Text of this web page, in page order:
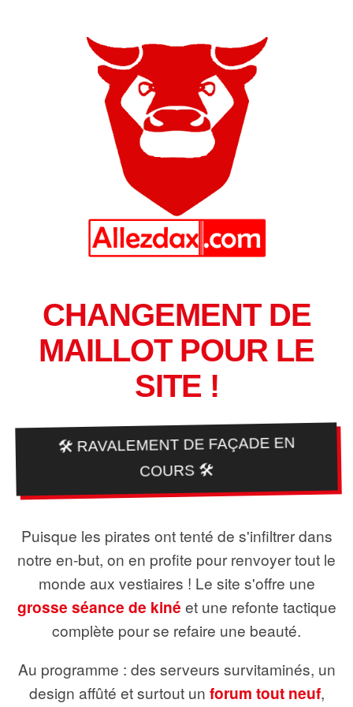
CHANGEMENT DE
MAILLOT POUR LE
SITE !
🛠️ RAVALEMENT DE FAÇADE EN
COURS 🛠️
Puisque les pirates ont tenté de s'infiltrer dans
notre en-but, on en profite pour renvoyer tout le
monde aux vestiaires ! Le site s'offre une
grosse séance de kiné et une refonte tactique
complète pour se refaire une beauté.
Au programme : des serveurs survitaminés, un
design affûté et surtout un forum tout neuf,